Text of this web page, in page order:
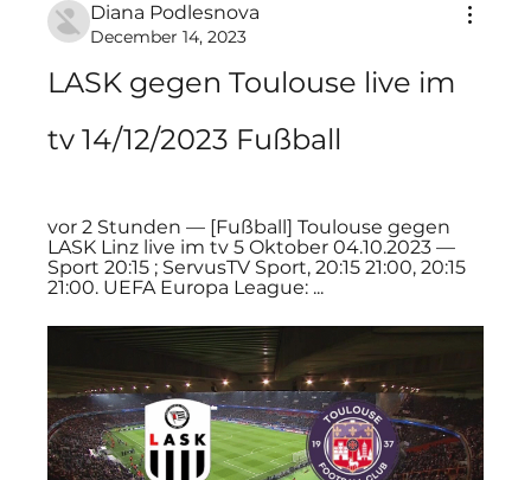
Diana Podlesnova
December 14, 2023
LASK gegen Toulouse live im
tv 14/12/2023 Fußball
vor 2 Stunden — [Fußball] Toulouse gegen
LASK Linz live im tv 5 Oktober 04.10.2023 —
Sport 20:15 ; ServusTV Sport, 20:15 21:00, 20:15
21:00. UEFA Europa League: ...